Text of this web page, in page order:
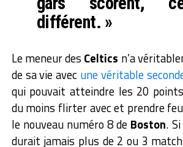
différent. »
Le meneur des Celtics n’a
de sa vie avec une véritable
qui pouvait atteindre les 20
du moins flirter avec et prendre
le nouveau numéro 8 de Boston.
durait jamais plus de 2 ou 3